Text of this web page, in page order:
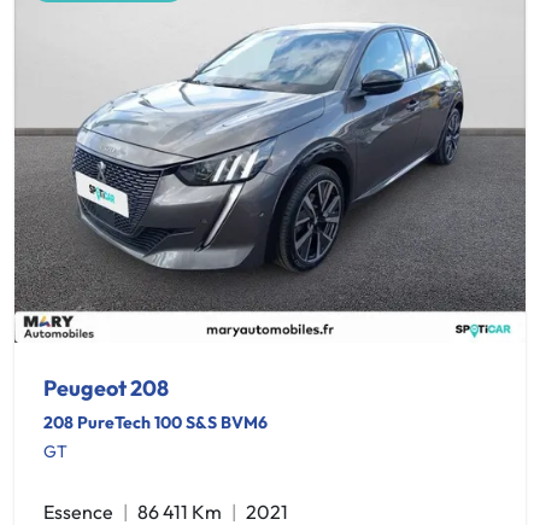
Peugeot 208
208 PureTech 100 S&S BVM6
GT
Essence 86 411 Km
2021